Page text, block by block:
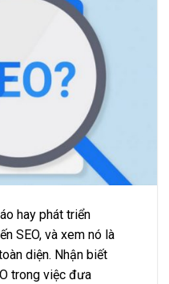
hay phát triển
SEO, và xem nó là
diện. Nhận biết
trong việc đưa